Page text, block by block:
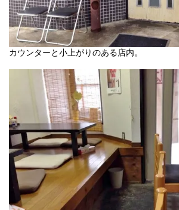
カウンターと小上がりのある店内。